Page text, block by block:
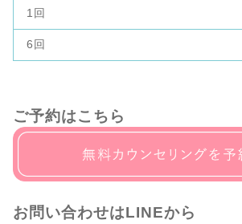
1回
6回
ご予約はこちら
お問い合わせはLINEから